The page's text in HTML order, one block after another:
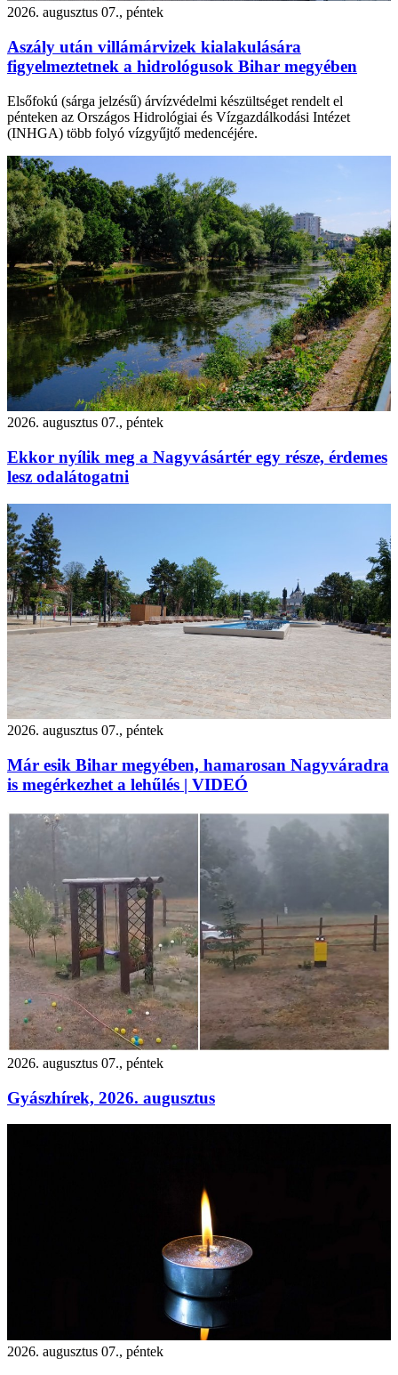
2026. augusztus 07., péntek
Aszály után villámárvizek kialakulására
figyelmeztetnek a hidrológusok Bihar megyében
Elsőfokú (sárga jelzésű) árvízvédelmi készültséget rendelt el
pénteken az Országos Hidrológiai és Vízgazdálkodási Intézet
(INHGA) több folyó vízgyűjtő medencéjére.
2026. augusztus 07., péntek
Ekkor nyílik meg a Nagyvásártér egy része, érdemes
lesz odalátogatni
2026. augusztus 07., péntek
Már esik Bihar megyében, hamarosan Nagyváradra
is megérkezhet a lehűlés | VIDEÓ
2026. augusztus 07., péntek
Gyászhírek, 2026. augusztus
2026. augusztus 07., péntek